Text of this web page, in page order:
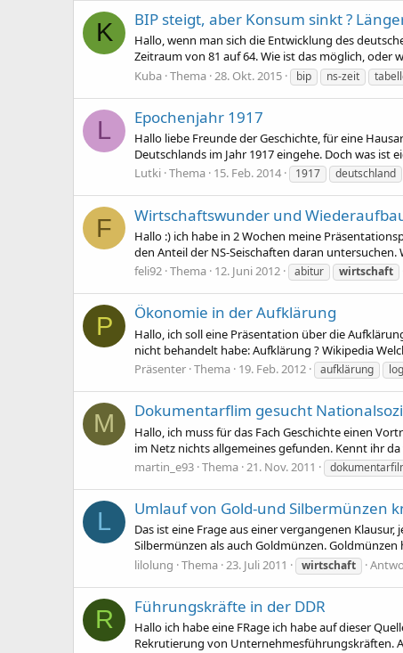
K BIP steigt, aber Konsum sinkt ?
Hallo, wenn man sich die Entwicklung des
Zeitraum von 81 auf 64. Wie ist das möglich, oder
Kuba Thema 28. Okt. 2015 bip ns-zeit
L Epochenjahr 1917
Hallo liebe Freunde der Geschichte, für eine
Deutschlands im Jahr 1917 eingehe. Doch was ist
Lutki Thema 15. Feb. 2014 1917 deutschland
F Wirtschaftswunder und
Hallo :) ich habe in 2 Wochen meine
den Anteil der NS-Seischaften daran
feli92 Thema 12. Juni 2012 abitur wirtschaft
P Ökonomie in der Aufklärung
Hallo, ich soll eine Präsentation über die
nicht behandelt habe: Aufklärung ? Wikipedia
Präsenter Thema 19. Feb. 2012 aufklärung
M Dokumentarflim gesucht
Hallo, ich muss für das Fach Geschichte einen
im Netz nichts allgemeines gefunden. Kennt ihr
martin_e93 Thema 21. Nov. 2011
L Umlauf von Gold-und Silbermünzen
Das ist eine Frage aus einer vergangenen
Silbermünzen als auch Goldmünzen.
lilolung Thema 23. Juli 2011 wirtschaft
R Führungskräfte in der DDR
Hallo ich habe eine FRage ich habe auf dieser
Rekrutierung von Unternehmesführungskräften.